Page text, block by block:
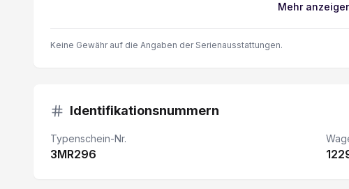
Licht und Regensensor
Heckdoppelflügeltüren 180°
Lenkrad verstellbar
Beifahrer Doppelsitzbank
Mehr
Keine Gewähr auf die Angaben der Serienausstattungen.
Identifikationsnummern
Typenschein-Nr.
3MR296